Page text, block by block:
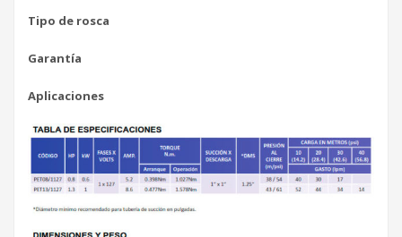
Tipo de rosca
Garantía
Aplicaciones